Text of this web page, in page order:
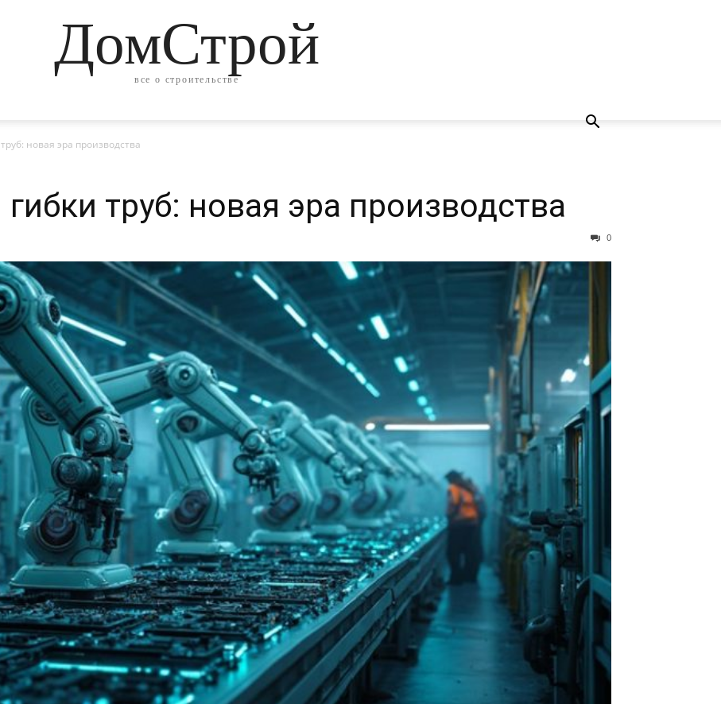
ДомСтрой
все о строительстве
новая эра производства
труб: новая эра производства
0